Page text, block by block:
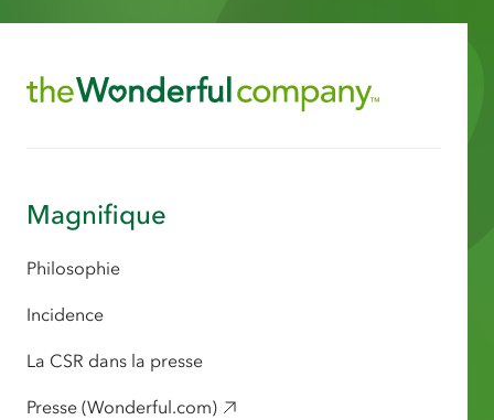
Magnifique
Philosophie
Incidence
La CSR dans la presse
Presse (Wonderful.com)